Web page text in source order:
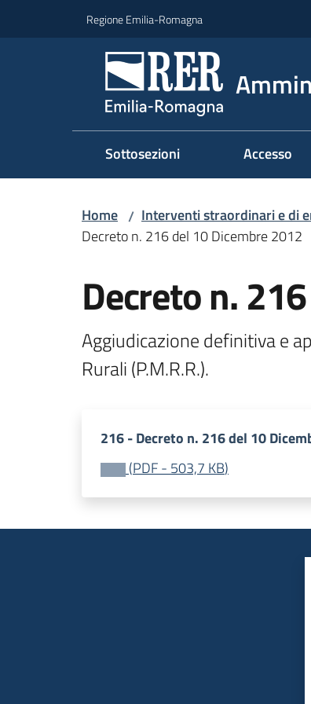
Regione Emilia-Romagna
Sottosezioni Accesso
Home / Interventi straordinari e di
Decreto n. 216 del 10 Dicembre 2012
Decreto n.
Aggiudicazione definitiva e
Rurali (P.M.R.R.).
216 - Decreto n. 216 del 10
(PDF- 503,7 KB)